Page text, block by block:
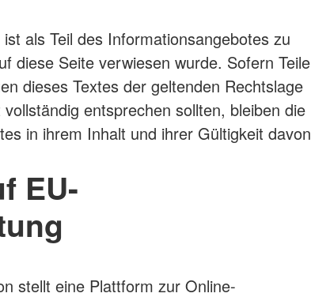
als Teil des Informationsangebotes zu
diese Seite verwiesen wurde. Sofern Teile
dieses Textes der geltenden Rechtslage
entsprechen sollten, bleiben die
in ihrem Inhalt und ihrer Gültigkeit davon
EU-
stellt eine Plattform zur Online-